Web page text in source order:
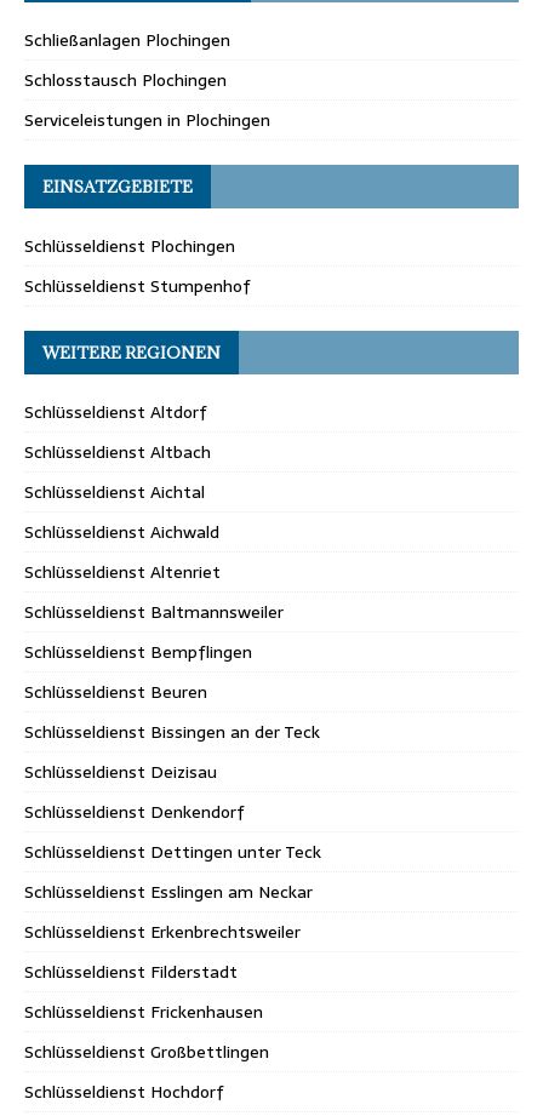
Schließanlagen Plochingen
Schlosstausch Plochingen
Serviceleistungen in Plochingen
EINSATZGEBIETE
Schlüsseldienst Plochingen
Schlüsseldienst Stumpenhof
WEITERE REGIONEN
Schlüsseldienst Altdorf
Schlüsseldienst Altbach
Schlüsseldienst Aichtal
Schlüsseldienst Aichwald
Schlüsseldienst Altenriet
Schlüsseldienst Baltmannsweiler
Schlüsseldienst Bempflingen
Schlüsseldienst Beuren
Schlüsseldienst Bissingen an der Teck
Schlüsseldienst Deizisau
Schlüsseldienst Denkendorf
Schlüsseldienst Dettingen unter Teck
Schlüsseldienst Esslingen am Neckar
Schlüsseldienst Erkenbrechtsweiler
Schlüsseldienst Filderstadt
Schlüsseldienst Frickenhausen
Schlüsseldienst Großbettlingen
Schlüsseldienst Hochdorf